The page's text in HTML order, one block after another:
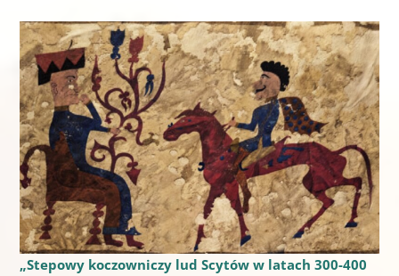
„Stepowy koczowniczy lud Scytów w latach 300-400